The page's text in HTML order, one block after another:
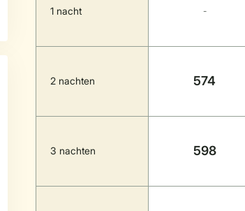
1 nacht -
2 nachten 574
3 nachten 598